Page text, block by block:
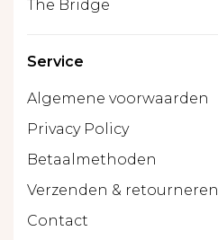
The Bridge
Service
Algemene voorwaarden
Privacy Policy
Betaalmethoden
Verzenden & retourneren
Contact